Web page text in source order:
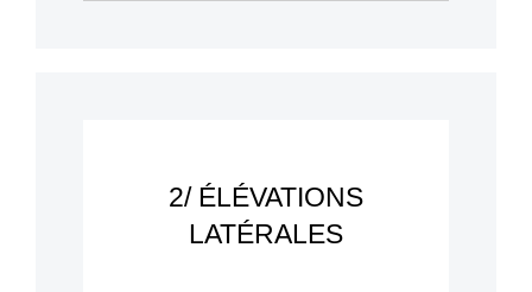
2/ ÉLÉVATIONS
LATÉRALES